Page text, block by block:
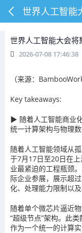
世界人工智能大会
2026-07-08 17:46:38
（来源：
Key takeaways:
▶ 随着人工智能商业
统一计算架构与物理
随着人工智能领域从
于7月17日至20日在
业最紧迫的工程瓶颈
际企业参展，展示超
化、处理能力限制以
随着单个微芯片逼近
“超级节点”架构。此
作为一个统一的计算实